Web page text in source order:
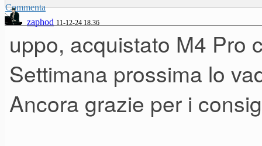
Commenta
zaphod 11-12-24 18.36
uppo, acquistato M4 Pro
Settimana prossima lo
Ancora grazie per i